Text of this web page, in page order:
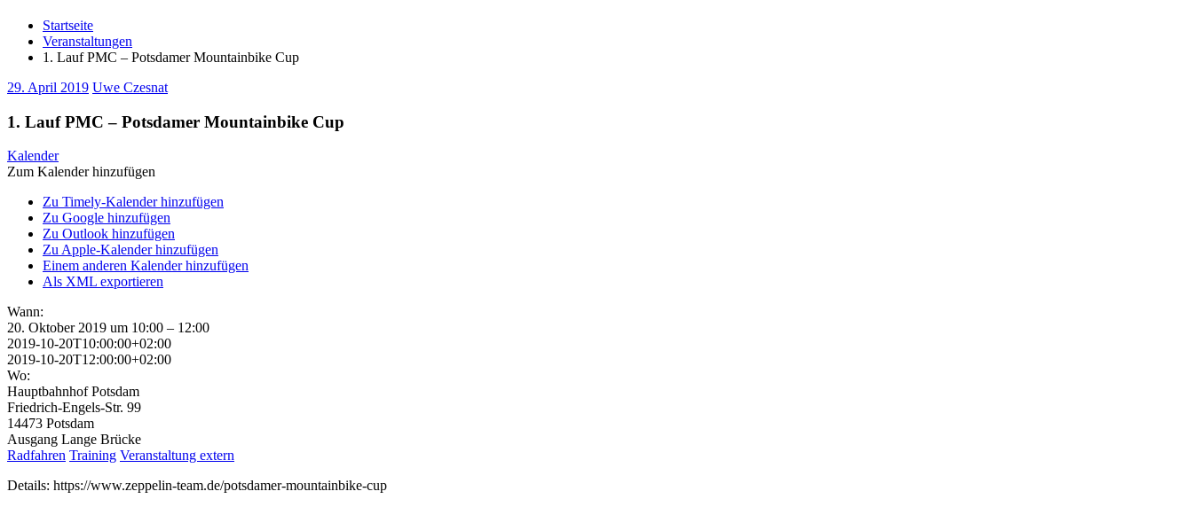
Startseite
Veranstaltungen
1. Lauf PMC – Potsdamer Mountainbike Cup
29. April 2019 Uwe Czesnat
1. Lauf PMC – Potsdamer Mountainbike Cup
Kalender
Zum Kalender hinzufügen
Zu Timely-Kalender hinzufügen
Zu Google hinzufügen
Zu Outlook hinzufügen
Zu Apple-Kalender hinzufügen
Einem anderen Kalender hinzufügen
Als XML exportieren
Wann:
20. Oktober 2019 um 10:00 – 12:00
2019-10-20T10:00:00+02:00
2019-10-20T12:00:00+02:00
Wo:
Hauptbahnhof Potsdam
Friedrich-Engels-Str. 99
14473 Potsdam
Ausgang Lange Brücke
Radfahren Training Veranstaltung extern
Details: https://www.zeppelin-team.de/potsdamer-mountainbike-cup